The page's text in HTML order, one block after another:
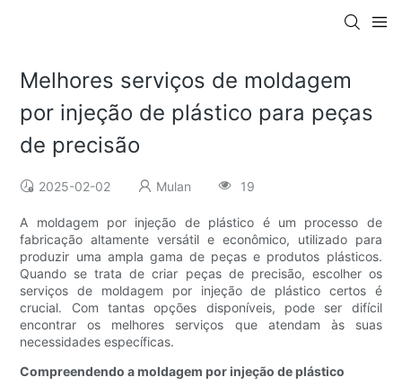
Melhores serviços de moldagem
por injeção de plástico para peças
de precisão
2025-02-02 Mulan 19
A moldagem por injeção de plástico é um processo de
fabricação altamente versátil e econômico, utilizado para
produzir uma ampla gama de peças e produtos plásticos.
Quando se trata de criar peças de precisão, escolher os
serviços de moldagem por injeção de plástico certos é
crucial. Com tantas opções disponíveis, pode ser difícil
encontrar os melhores serviços que atendam às suas
necessidades específicas.
Compreendendo a moldagem por injeção de plástico